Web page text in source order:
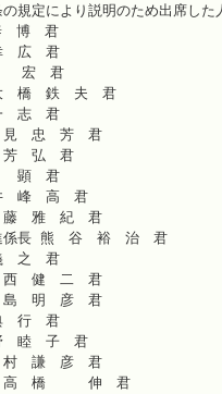
規定により説明のため出席した
博 君
広 君
宏 君
大 橋 鉄 夫 君
志 君
見 忠 芳 君
芳 弘 君
顕 君
峰 高 君
藤 雅 紀 君
進係長 熊 谷 裕 治 君
之 君
西 健 二 君
島 明 彦 君
行 君
睦 子 君
村 謙 彦 君
長 高 橋 伸 君